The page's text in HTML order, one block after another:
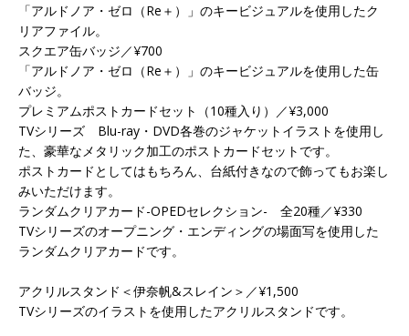
「アルドノア・ゼロ（Re＋）」のキービジュアルを使用したク
リアファイル。
スクエア缶バッジ／¥700
「アルドノア・ゼロ（Re＋）」のキービジュアルを使用した缶
バッジ。
プレミアムポストカードセット（10種入り）／¥3,000
TVシリーズ Blu-ray・DVD各巻のジャケットイラストを使用し
た、豪華なメタリック加工のポストカードセットです。
ポストカードとしてはもちろん、台紙付きなので飾ってもお楽し
みいただけます。
ランダムクリアカード-OPEDセレクション- 全20種／¥330
TVシリーズのオープニング・エンディングの場面写を使用した
ランダムクリアカードです。
アクリルスタンド＜伊奈帆&スレイン＞／¥1,500
TVシリーズのイラストを使用したアクリルスタンドです。